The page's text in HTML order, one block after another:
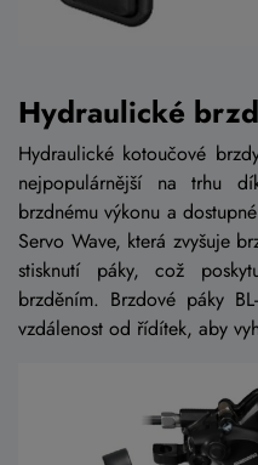
Hydraulické
Hydraulické kotoučové
nejpopulárnější na trhu
brzdnému výkonu a
Servo Wave, která zvyšuje
stisknutí páky, což
brzděním. Brzdové páky
vzdálenost od řídítek, aby